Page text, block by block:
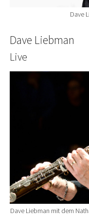
Dave
Dave Liebman
Live
Dave Liebman mit dem